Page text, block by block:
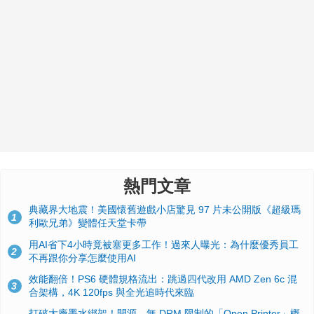
熱門文章
1
典藏界大地震！美國懷舊遊戲小店驚見 97 片未公開版《超級瑪
利歐兄弟》變體任天堂卡帶
2
用AI省下4小時竟被塞更多工作！過來人曝光：為什麼優秀員工
不再跟你分享怎麼使用AI
3
效能翻倍！PS6 硬體規格流出：跳過四代改用 AMD Zen 6c 混
合架構，4K 120fps 與全光追時代來臨